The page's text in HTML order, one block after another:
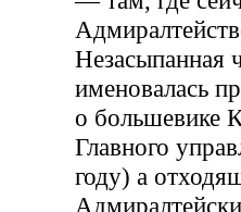
Незасыпанная
именовалась
о большевике
Главного
году) а